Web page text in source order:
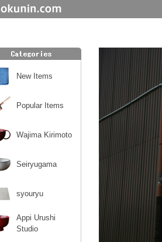
New Items
Popular Items
Wajima Kirimoto
Seiryugama
syouryu
Appi Urushi
Studio